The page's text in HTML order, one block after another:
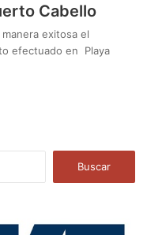
Cabello
exitosa el
efectuado en Playa
a